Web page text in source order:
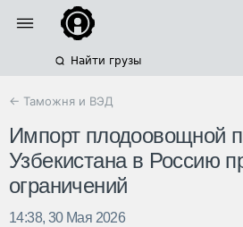
Найти грузы
← Таможня и ВЭД
Импорт плодоовощной
Узбекистана в Россию
ограничений
14:38, 30 Мая 2026